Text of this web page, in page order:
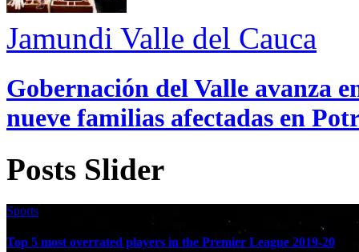
Jamundi Valle del Cauca
Gobernación del Valle avanza
nueve familias afectadas en
Posts Slider
Sports
Top 5 most overrated players in the Premier League 2019-20